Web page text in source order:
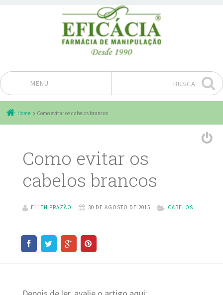
MENU
Pular para o conteúdo
BUSCA
Home Como evitar os cabelos brancos
Como evitar os
cabelos brancos
ELLEN FRAZÃO 30 DE AGOSTO DE 2015 CABELOS